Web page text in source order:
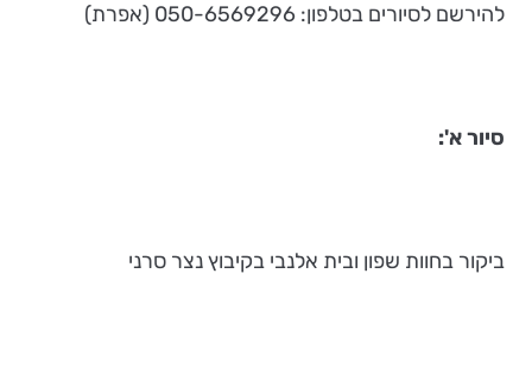
להירשם לסיורים בטלפון: 050-6569296 (אפרת)
סיור א':
ביקור בחוות שפון ובית אלנבי בקיבוץ נצר סרני